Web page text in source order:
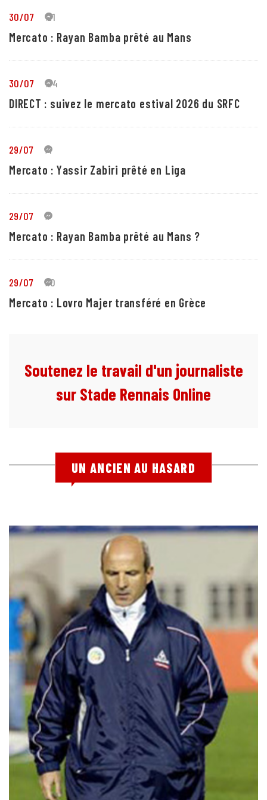
30/07 21
Mercato : Rayan Bamba prêté au Mans
30/07 24
DIRECT : suivez le mercato estival 2026 du SRFC
29/07 4
Mercato : Yassir Zabiri prêté en Liga
29/07 1
Mercato : Rayan Bamba prêté au Mans ?
29/07 10
Mercato : Lovro Majer transféré en Grèce
Soutenez le travail d'un journaliste
sur Stade Rennais Online
UN ANCIEN AU HASARD